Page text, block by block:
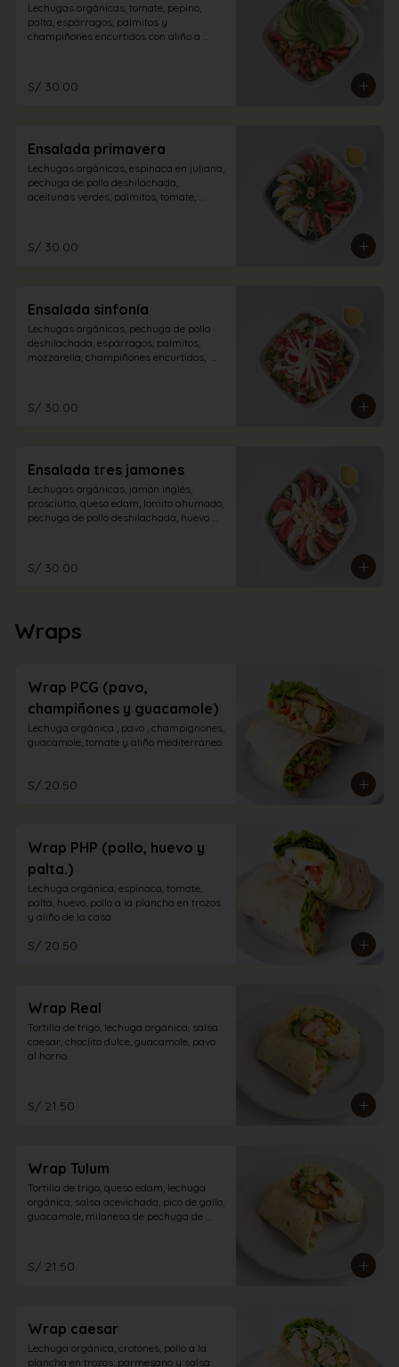
Lechugas orgánicas, tomate, pepino,
palta, espárragos, palmitos y
champiñones encurtidos con aliño a
S/ 30.00
Ensalada primavera
Lechugas orgánicas, espinaca en juliana,
pechuga de pollo deshilachada,
aceitunas verdes, palmitos, tomate,
S/ 30.00
Ensalada sinfonía
Lechugas orgánicas, pechuga de pollo
deshilachada, espárragos, palmitos,
mozzarella, champiñones encurtidos,
S/ 30.00
Ensalada tres jamones
Lechugas orgánicas, jamón inglés,
prosciutto, queso edam, lomito ahumado,
pechuga de pollo deshilachada, huevo
S/ 30.00
Wraps
Wrap PCG (pavo,
champiñones y guacamole)
Lechuga orgánica , pavo , champignones,
guacamole, tomate y aliño mediterráneo.
S/ 20.50
Wrap PHP (pollo, huevo y
palta.)
Lechuga orgánica, espinaca, tomate,
palta, huevo, pollo a la plancha en trozos
y aliño de la casa.
S/ 20.50
Wrap Real
Tortilla de trigo, lechuga orgánica, salsa
caesar, choclito dulce, guacamole, pavo
al horno.
S/ 21.50
Wrap Tulum
Tortilla de trigo, queso edam, lechuga
orgánica, salsa acevichada, pico de gallo,
guacamole, milanesa de pechuga de
S/ 21.50
Wrap caesar
Lechuga orgánica, crotones, pollo a la
plancha en trozos, parmesano y salsa